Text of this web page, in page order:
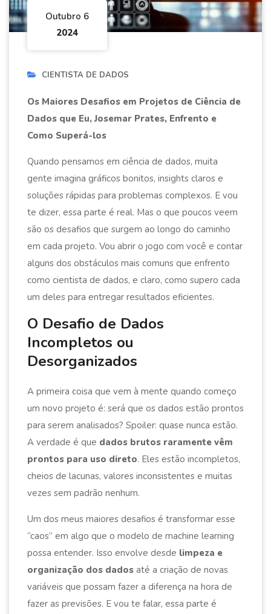
Outubro 6
2024
CIENTISTA DE DADOS
Os Maiores Desafios em Projetos de Ciência de
Dados que Eu, Josemar Prates, Enfrento e
Como Superá-los
Quando pensamos em ciência de dados, muita
gente imagina gráficos bonitos, insights claros e
soluções rápidas para problemas complexos. E vou
te dizer, essa parte é real. Mas o que poucos veem
são os desafios que surgem ao longo do caminho
em cada projeto. Vou abrir o jogo com você e contar
alguns dos obstáculos mais comuns que enfrento
como cientista de dados, e claro, como supero cada
um deles para entregar resultados eficientes.
O Desafio de Dados
Incompletos ou
Desorganizados
A primeira coisa que vem à mente quando começo
um novo projeto é: será que os dados estão prontos
para serem analisados? Spoiler: quase nunca estão.
A verdade é que dados brutos raramente vêm
prontos para uso direto. Eles estão incompletos,
cheios de lacunas, valores inconsistentes e muitas
vezes sem padrão nenhum.
Um dos meus maiores desafios é transformar esse
“caos” em algo que o modelo de machine learning
possa entender. Isso envolve desde limpeza e
organização dos dados até a criação de novas
variáveis que possam fazer a diferença na hora de
fazer as previsões. E vou te falar, essa parte é